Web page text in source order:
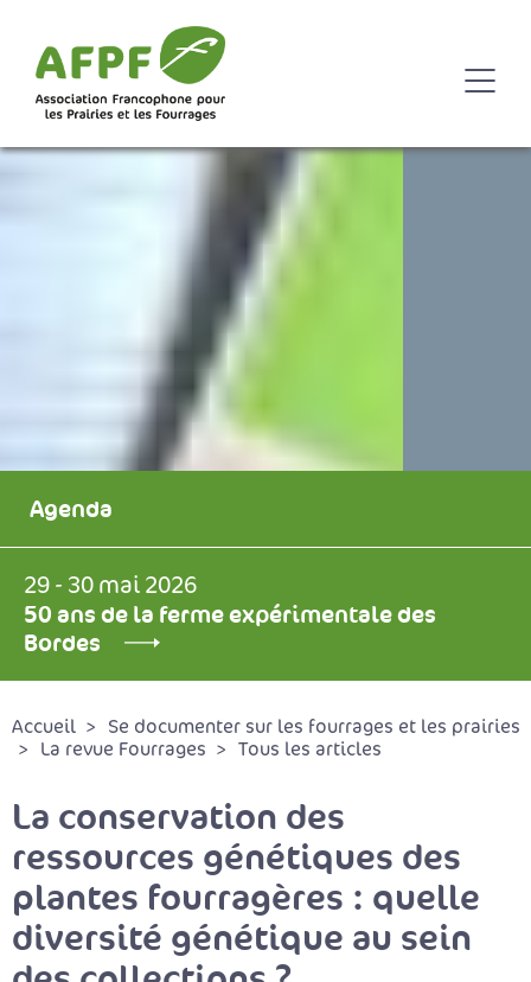
Agenda
29 - 30 mai 2026
50 ans de la ferme expérimentale des
Bordes
Accueil
Se documenter sur les fourrages et les prairies
La revue Fourrages
Tous les articles
La conservation des
ressources génétiques des
plantes fourragères : quelle
diversité génétique au sein